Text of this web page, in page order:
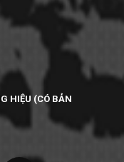
HIỆU (CÓ BẢN